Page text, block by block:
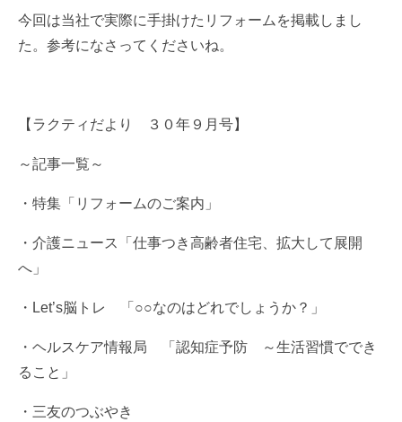
今回は当社で実際に手掛けたリフォームを掲載しまし
た。参考になさってくださいね。
【ラクティだより ３０年９月号】
～記事一覧～
・特集「リフォームのご案内」
・介護ニュース「仕事つき高齢者住宅、拡大して展開
へ」
・Let’s脳トレ 「○○なのはどれでしょうか？」
・ヘルスケア情報局 「認知症予防 ～生活習慣ででき
ること」
・三友のつぶやき